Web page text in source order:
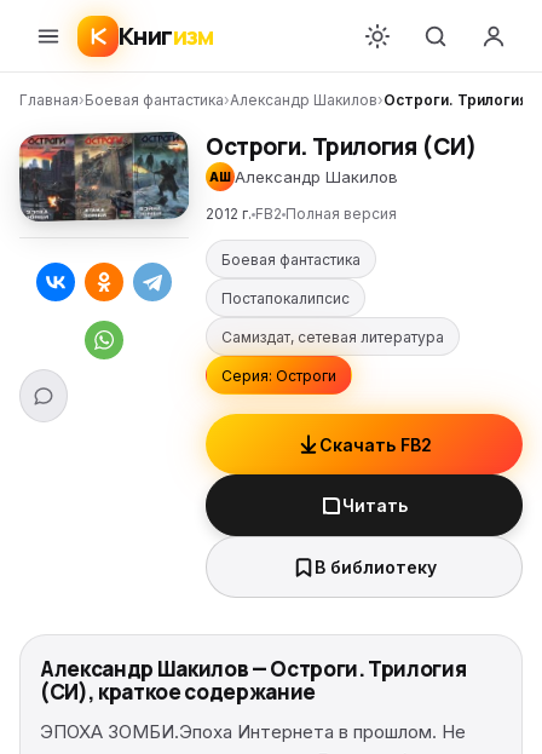
Книгизм
Главная›Боевая фантастика›Александр Шакилов›Остроги. Трилогия
Остроги. Трилогия (СИ)
АШ Александр Шакилов
2012 г. FB2 Полная версия
Боевая фантастика
Постапокалипсис
Самиздат, сетевая литература
Серия: Остроги
Скачать FB2
Читать
В библиотеку
Александр Шакилов — Остроги. Трилогия
(СИ), краткое содержание
ЭПОХА ЗОМБИ.Эпоха Интернета в прошлом. Не